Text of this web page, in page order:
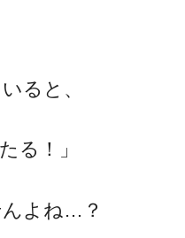
ると、
る！」
よね…？